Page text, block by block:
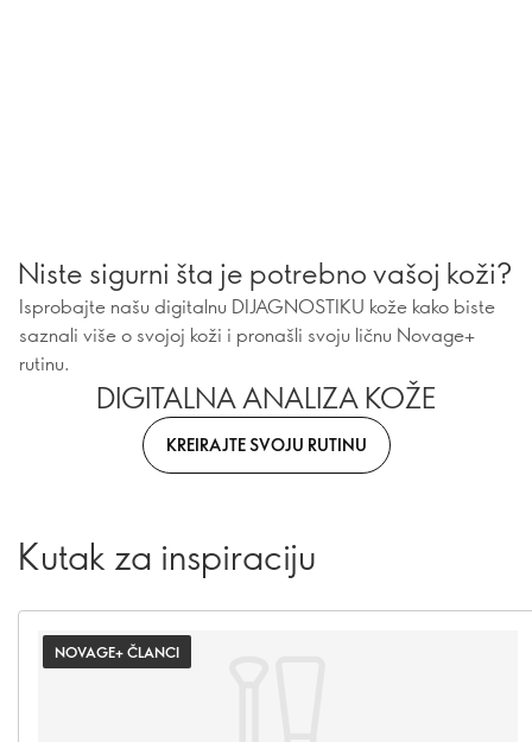
Niste sigurni šta je potrebno vašoj koži?
Isprobajte našu digitalnu DIJAGNOSTIKU kože kako biste
saznali više o svojoj koži i pronašli svoju ličnu Novage+
rutinu.
DIGITALNA ANALIZA KOŽE
KREIRAJTE SVOJU RUTINU
Kutak za inspiraciju
NOVAGE+ ČLANCI